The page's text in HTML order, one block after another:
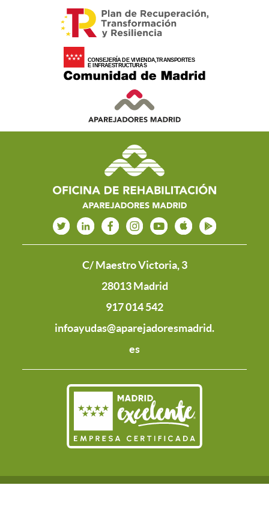
C/ Maestro Victoria, 3
28013 Madrid
917 014 542
infoayudas@aparejadoresmadrid.
es